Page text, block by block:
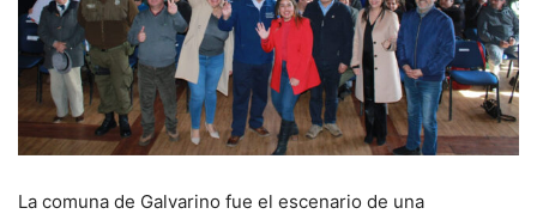
La comuna de Galvarino fue el escenario de una